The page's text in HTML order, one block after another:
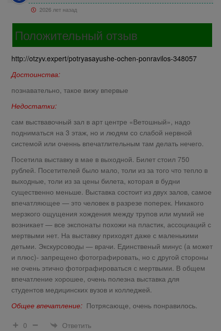
2026 лет назад
Положительный отзыв
http://otzyv.expert/potryasayushe-ochen-ponravilos-348057
Достоинства:
познавательно, такое вижу впервые
Недостатки:
сам выствавочный зал в арт центре «Ветошный», надо
подниматься на 3 этаж, но и людям со слабой нервной
системой или оченнь впечатлительным там делать нечего.
Посетила выставку в мае в выходной. Билет стоил 750
рублей. Посетителей было мало, толи из за того что тепло в
выходные, толи из за цены билета, которая в будни
существенно меньше. Выставка состоит из двух залов, самое
впечатляющее — это человек в разрезе поперек. Никакого
мерзкого ощущения хождения между трупов или мумий не
возникает — все экспонаты похожи на пластик, ассоциаций с
мертвыми нет. На выставку приходят даже с маленькими
детьми. Экскурсоводы — врачи. Единственый минус (а может
и плюс)- запрещено фотографировать, но с другой стороны
не очень этично фотографироваться с мертвыми. В общем
впечатление хорошее, очень полезна выставка для
студентов медицинских вузов и колледжей.
Общее впечатление: Потрясающе, очень понравилось.
0
Ответить